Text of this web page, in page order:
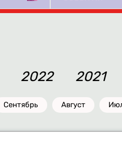
2022 2021
Сентябрь Август